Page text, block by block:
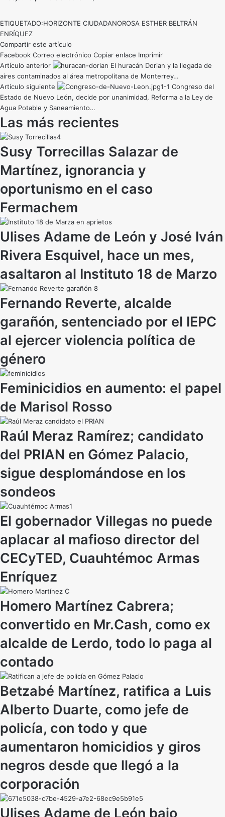
ETIQUETADO:HORIZONTE CIUDADANOROSA ESTHER BELTRÁN
ENRÍQUEZ
Compartir este artículo
Facebook Correo electrónico Copiar enlace Imprimir
Artículo anterior
El huracán Dorian y la llegada de
aires contaminados al área metropolitana de Monterrey…
Artículo siguiente
Congreso del
Estado de Nuevo León, decide por unanimidad, Reforma a la Ley de
Agua Potable y Saneamiento…
Las más recientes
Susy Torrecillas Salazar de
Martínez, ignorancia y
oportunismo en el caso
Fermachem
Ulises Adame de León y José Iván
Rivera Esquivel, hace un mes,
asaltaron al Instituto 18 de Marzo
Fernando Reverte, alcalde
garañón, sentenciado por el IEPC
al ejercer violencia política de
género
Feminicidios en aumento: el papel
de Marisol Rosso
Raúl Meraz Ramírez; candidato
del PRIAN en Gómez Palacio,
sigue desplomándose en los
sondeos
El gobernador Villegas no puede
aplacar al mafioso director del
CECyTED, Cuauhtémoc Armas
Enríquez
Homero Martínez Cabrera;
convertido en Mr.Cash, como ex
alcalde de Lerdo, todo lo paga al
contado
Betzabé Martínez, ratifica a Luis
Alberto Duarte, como jefe de
policía, con todo y que
aumentaron homicidios y giros
negros desde que llegó a la
corporación
Ulises Adame de León bajo